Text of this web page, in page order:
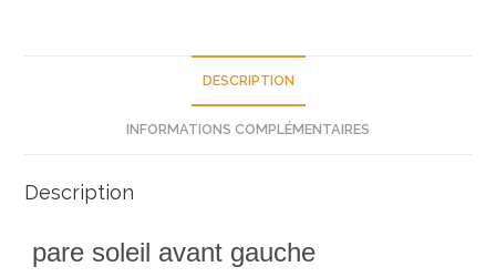
DESCRIPTION
INFORMATIONS COMPLÉMENTAIRES
Description
pare soleil avant gauche